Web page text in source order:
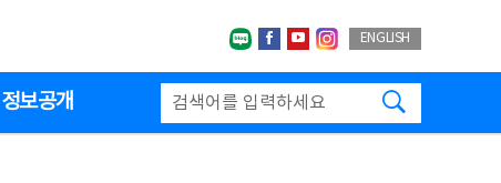
네이버블로그
페이스북
유투브인스타그랩
ENGLISH
정보공개